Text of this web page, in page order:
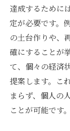
達成するために
定が必要です。
の土台作りや、
確にすることが
て、個々の経済
提案します。こ
まらず、個人の
ことが可能です。